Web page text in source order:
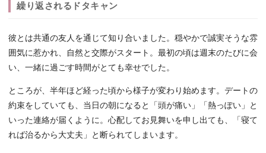
繰り返されるドタキャン
彼とは共通の友人を通じて知り合いました。穏やかで誠実そうな雰
囲気に惹かれ、自然と交際がスタート。最初の頃は週末のたびに会
い、一緒に過ごす時間がとても幸せでした。
ところが、半年ほど経った頃から様子が変わり始めます。デートの
約束をしていても、当日の朝になると「頭が痛い」「熱っぽい」と
いった連絡が届くように。心配してお見舞いを申し出ても、「寝て
れば治るから大丈夫」と断られてしまいます。